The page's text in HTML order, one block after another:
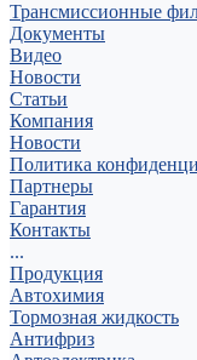
Трансмиссионные
Документы
Видео
Новости
Статьи
Компания
Новости
Политика
Партнеры
Гарантия
Контакты
...
Продукция
Автохимия
Тормозная жидкость
Антифриз